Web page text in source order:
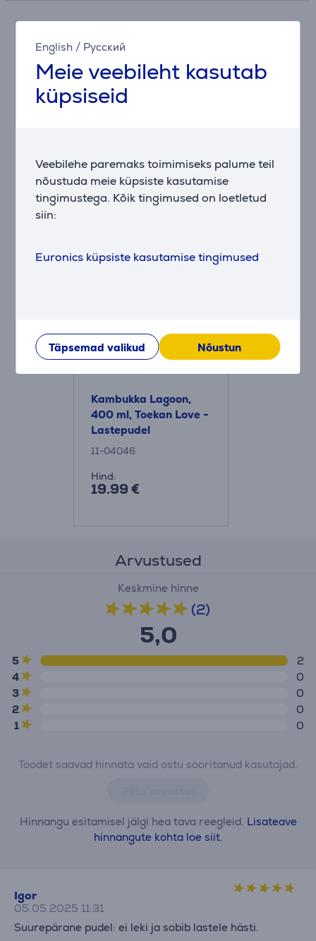
English / Русский
Meie veebileht kasutab
küpsiseid
Veebilehe paremaks toimimiseks palume teil
nõustuda meie küpsiste kasutamise
tingimustega. Kõik tingimused on loetletud
siin:
Euronics küpsiste kasutamise tingimused
Täpsemad valikud Nõustun
Lagoonist joomine on lapsemäng, ning Lagooni
lastepudeliga see nii ongi. Sinu väiksed võrukaelad
saavad mängida kogu päeva, aeg-ajalt oma
kiirelt puhastada uute seikluste jaoks? Pane see
lihtsalt masinasse!
Kambukka Lagoon,
400 ml, Toekan Love -
Lastepudel
11-04046
Hind:
19.99 €
Arvustused
Keskmine hinne
(2)
5,0
5
2
4
0
3
0
2
0
1
0
Toodet saavad hinnata vaid ostu sooritanud kasutajad.
Hinnangu esitamisel jälgi hea tava reegleid. Lisateave
hinnangute kohta loe siit.
Igor
05.05.2025 11:31
Suurepärane pudel: ei leki ja sobib lastele hästi.